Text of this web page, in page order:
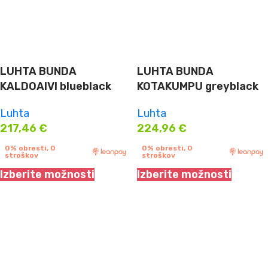
LUHTA BUNDA
KALDOAIVI blueblack
Luhta
217,46 €
0% obresti, 0
stroškov
Izberite možnosti
LUHTA BUNDA
KOTAKUMPU greyblack
Luhta
224,96 €
0% obresti, 0
stroškov
Izberite možnosti